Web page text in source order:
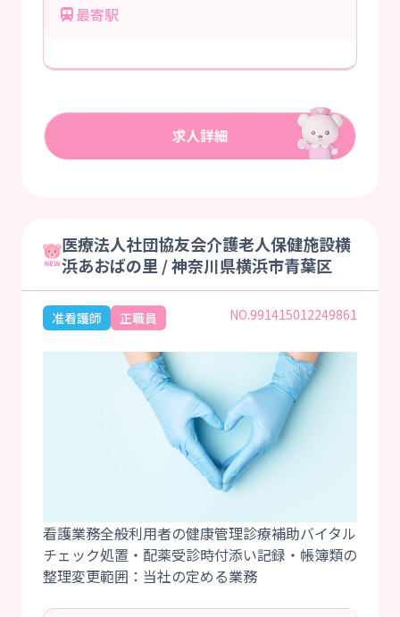
最寄駅
医療法人社団協友会介護老人保健施設横
浜あおばの里 / 神奈川県横浜市青葉区
准看護師 正職員 NO.991415012249861
看護業務全般利用者の健康管理診療補助バイタル
チェック処置・配薬受診時付添い記録・帳簿類の